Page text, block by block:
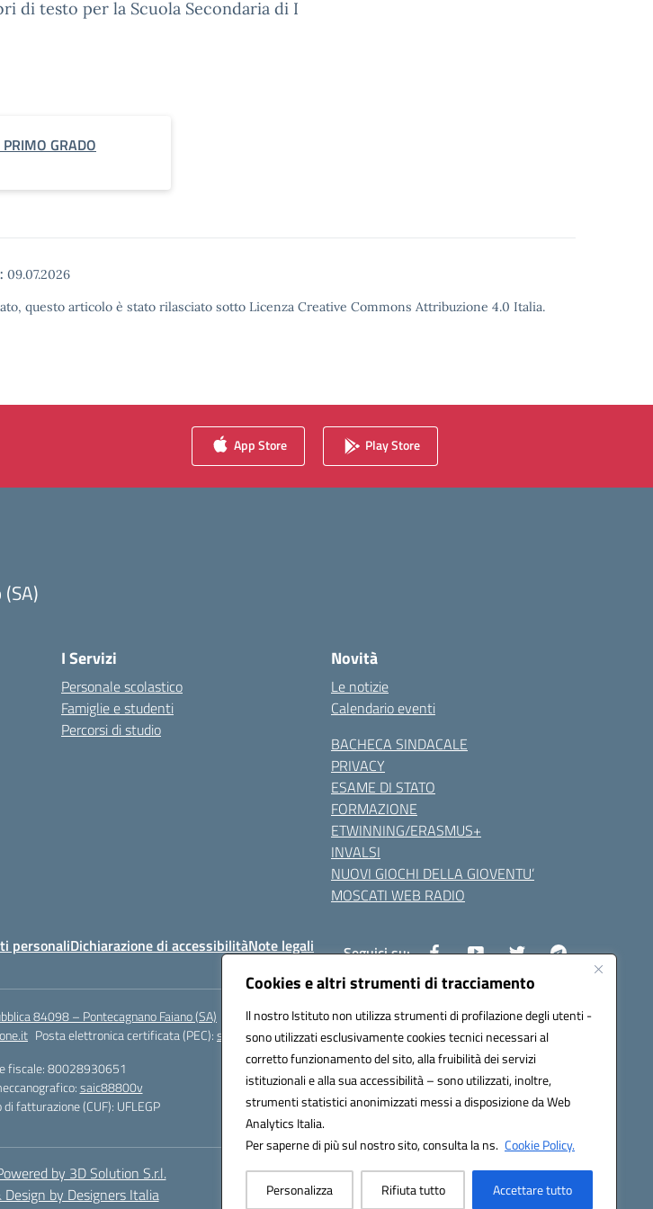
Cookies e altri strumenti di tracciamento
Il nostro Istituto non utilizza strumenti di profilazione degli utenti -
sono utilizzati esclusivamente cookies tecnici necessari al
corretto funzionamento del sito, alla fruibilità dei servizi
istituzionali e alla sua accessibilità – sono utilizzati, inoltre,
strumenti statistici anonimizzati messi a disposizione da Web
Analytics Italia.
Per saperne di più sul nostro sito, consulta la ns. Cookie Policy.
Personalizza Rifiuta tutto Accettare tutto
di testo per la Scuola Secondaria di I
GRADO
09.07.2026
questo articolo è stato rilasciato sotto Licenza Creative Commons Attribuzione 4.0 Italia.
App Store Play Store
I Servizi
Personale scolastico
Famiglie e studenti
Percorsi di studio
Novità
Le notizie
Calendario eventi
BACHECA SINDACALE
PRIVACY
ESAME DI STATO
FORMAZIONE
ETWINNING/ERASMUS+
INVALSI
NUOVI GIOCHI DELLA GIOVENTU’
MOSCATI WEB RADIO
personaliDichiarazione di accessibilitàNote legali Seguici su:
84098 – Pontecagnano Faiano (SA)
Posta elettronica certificata (PEC):saic88800v@pec.istruzione.it
fiscale: 80028930651
saic88800v
di fatturazione (CUF): UFLEGP
by 3D Solution S.r.l.
Design by Designers Italia